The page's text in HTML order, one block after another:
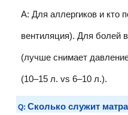
A: Для аллергиков и кто
вентиляция). Для болей
(лучше снимает
(10–15 л. vs 6–10 л.).
Q:Сколько служит